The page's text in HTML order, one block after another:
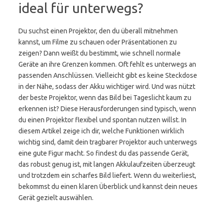
ideal für unterwegs?
Du suchst einen Projektor, den du überall mitnehmen
kannst, um Filme zu schauen oder Präsentationen zu
zeigen? Dann weißt du bestimmt, wie schnell normale
Geräte an ihre Grenzen kommen. Oft fehlt es unterwegs an
passenden Anschlüssen. Vielleicht gibt es keine Steckdose
in der Nähe, sodass der Akku wichtiger wird. Und was nützt
der beste Projektor, wenn das Bild bei Tageslicht kaum zu
erkennen ist? Diese Herausforderungen sind typisch, wenn
du einen Projektor flexibel und spontan nutzen willst. In
diesem Artikel zeige ich dir, welche Funktionen wirklich
wichtig sind, damit dein tragbarer Projektor auch unterwegs
eine gute Figur macht. So findest du das passende Gerät,
das robust genug ist, mit langen Akkulaufzeiten überzeugt
und trotzdem ein scharfes Bild liefert. Wenn du weiterliest,
bekommst du einen klaren Überblick und kannst dein neues
Gerät gezielt auswählen.